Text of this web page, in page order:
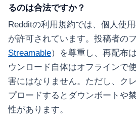
るのは合法ですか？
Redditの利用規約では、個人使
が許可されています。投稿者の
Streamable）を尊重し、再配布
ウンロード自体はオフラインで
害にはなりません。ただし、ク
プロードするとダウンボートや
性があります。